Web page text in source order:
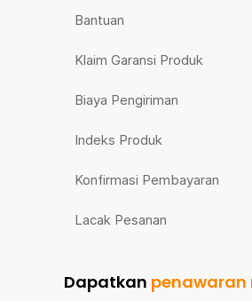
Bantuan
Klaim Garansi Produk
Biaya Pengiriman
Indeks Produk
Konfirmasi Pembayaran
Lacak Pesanan
Dapatkan penawaran